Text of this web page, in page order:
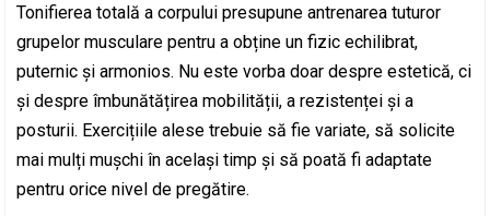
Tonifierea totală a corpului presupune antrenarea tuturor
grupelor musculare pentru a obține un fizic echilibrat,
puternic și armonios. Nu este vorba doar despre estetică, ci
și despre îmbunătățirea mobilității, a rezistenței și a
posturii. Exercițiile alese trebuie să fie variate, să solicite
mai mulți mușchi în același timp și să poată fi adaptate
pentru orice nivel de pregătire.